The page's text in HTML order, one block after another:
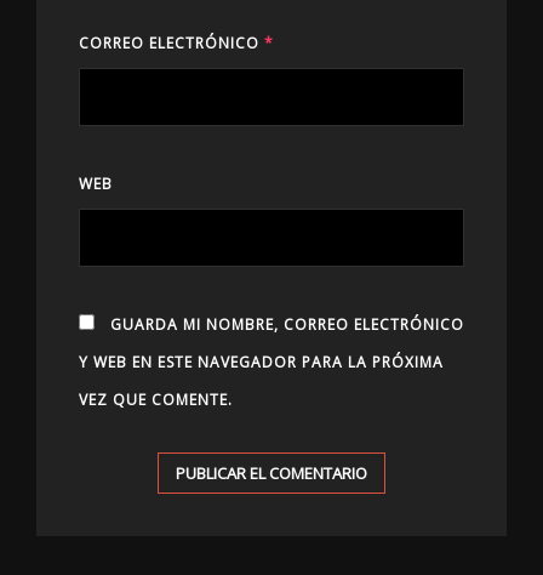
CORREO ELECTRÓNICO *
WEB
GUARDA MI NOMBRE, CORREO ELECTRÓNICO
Y WEB EN ESTE NAVEGADOR PARA LA PRÓXIMA
VEZ QUE COMENTE.